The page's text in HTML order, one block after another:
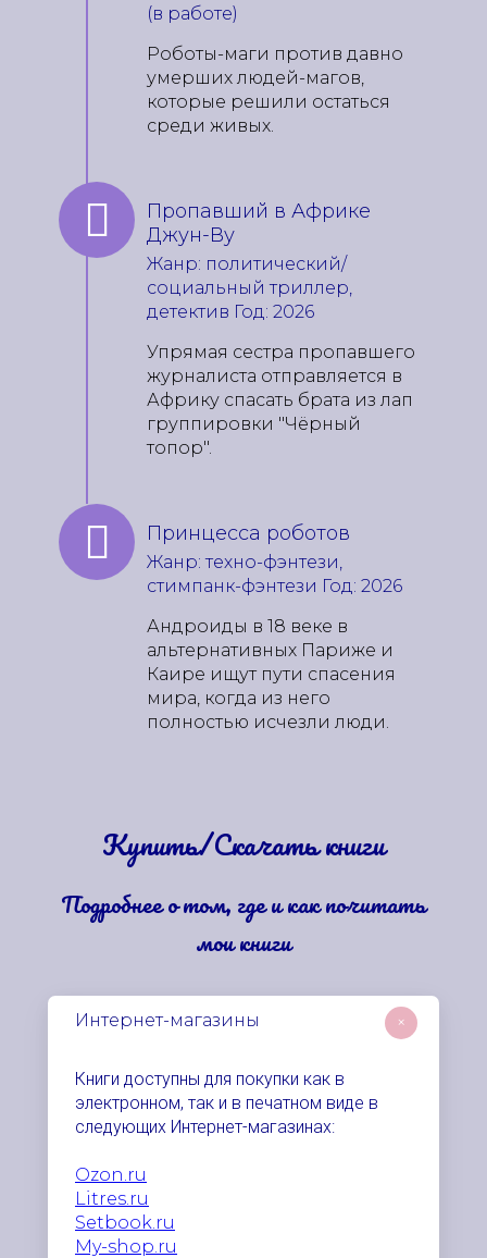
(в работе)
Роботы-маги против давно
умерших людей-магов,
которые решили остаться
среди живых.
Пропавший в Африке
Джун-Ву
Жанр: политический/
социальный триллер,
детектив Год: 2026
Упрямая сестра пропавшего
журналиста отправляется в
Африку спасать брата из лап
группировки "Чёрный
топор".
Принцесса роботов
Жанр: техно-фэнтези,
стимпанк-фэнтези Год: 2026
Андроиды в 18 веке в
альтернативных Париже и
Каире ищут пути спасения
мира, когда из него
полностью исчезли люди.
Купить/Скачать книги
Подробнее о том, где и как почитать
мои книги
Интернет-магазины
Книги доступны для покупки как в
электронном, так и в печатном виде в
следующих Интернет-магазинах:
Ozon.ru
Litres.ru
Setbook.ru
My-shop.ru
+